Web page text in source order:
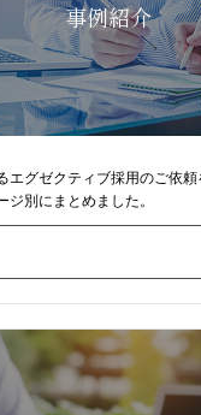
事例紹介
エグゼクティブ採用のご依
ジ別にまとめました。